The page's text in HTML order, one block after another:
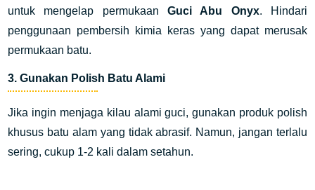
untuk mengelap permukaan Guci Abu Onyx. Hindari
penggunaan pembersih kimia keras yang dapat merusak
permukaan batu.
3.Gunakan Polish Batu Alami
Jika ingin menjaga kilau alami guci, gunakan produk polish
khusus batu alam yang tidak abrasif. Namun, jangan terlalu
sering, cukup 1-2 kali dalam setahun.